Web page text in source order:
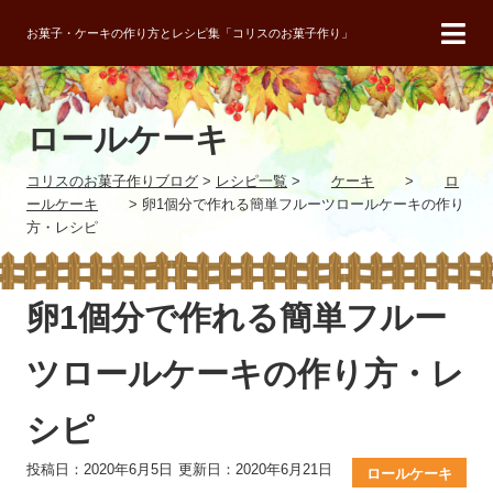
お菓子・ケーキの作り方とレシピ集「コリスのお菓子作り」
ロールケーキ
コリスのお菓子作りブログ > レシピ一覧 > ケーキ >
ロ
ールケーキ
> 卵1個分で作れる簡単フルーツロールケーキの作り
方・レシピ
卵1個分で作れる簡単フルー
ツロールケーキの作り方・レ
シピ
投稿日：2020年6月5日 更新日：2020年6月21日 ロールケーキ